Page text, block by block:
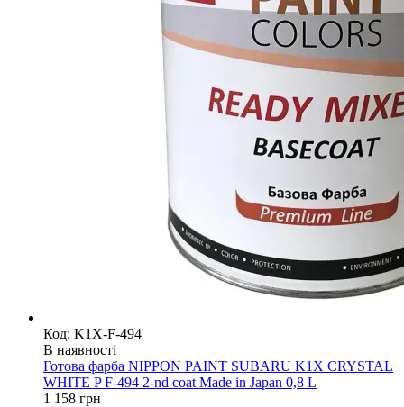
Код: K1X-F-494
В наявності
Готова фарба NIPPON PAINT SUBARU K1X CRYSTAL
WHITE P F-494 2-nd coat Made in Japan 0,8 L
1 158 грн